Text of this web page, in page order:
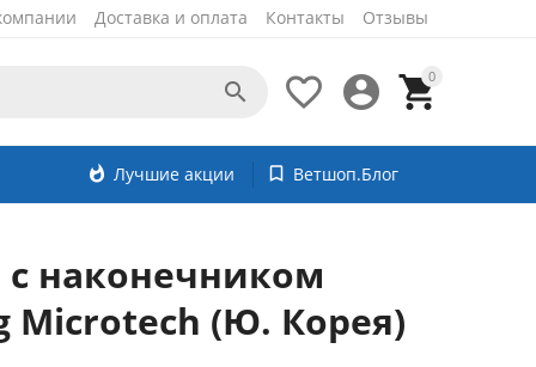
Доставка и оплата Контакты Отзывы
0




whatshot Лучшие акции bookmark_border Ветшоп.Блог
наконечником
Microtech (Ю. Корея)